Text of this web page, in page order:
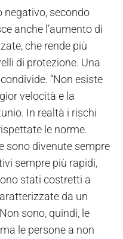
negativo, secondo
anche l’aumento di
che rende più
di protezione. Una
“Non esiste
velocità e la
In realtà i rischi
le norme.
sono divenute sempre
sempre più rapidi,
stati costretti a
da un
sono, quindi, le
le persone a non